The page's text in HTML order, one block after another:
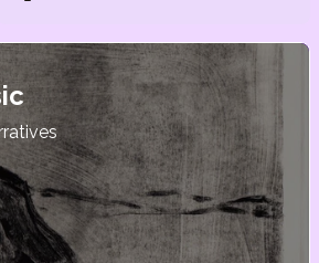
Filtrera Sortera